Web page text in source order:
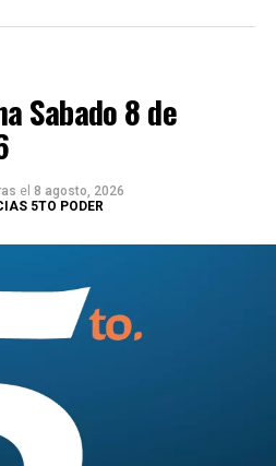
Sabado 8 de
el 8 agosto, 2026
5TO PODER